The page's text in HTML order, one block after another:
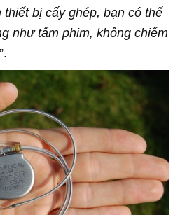
bị cấy ghép, bạn có thể
như tấm phim, không chiếm
”.